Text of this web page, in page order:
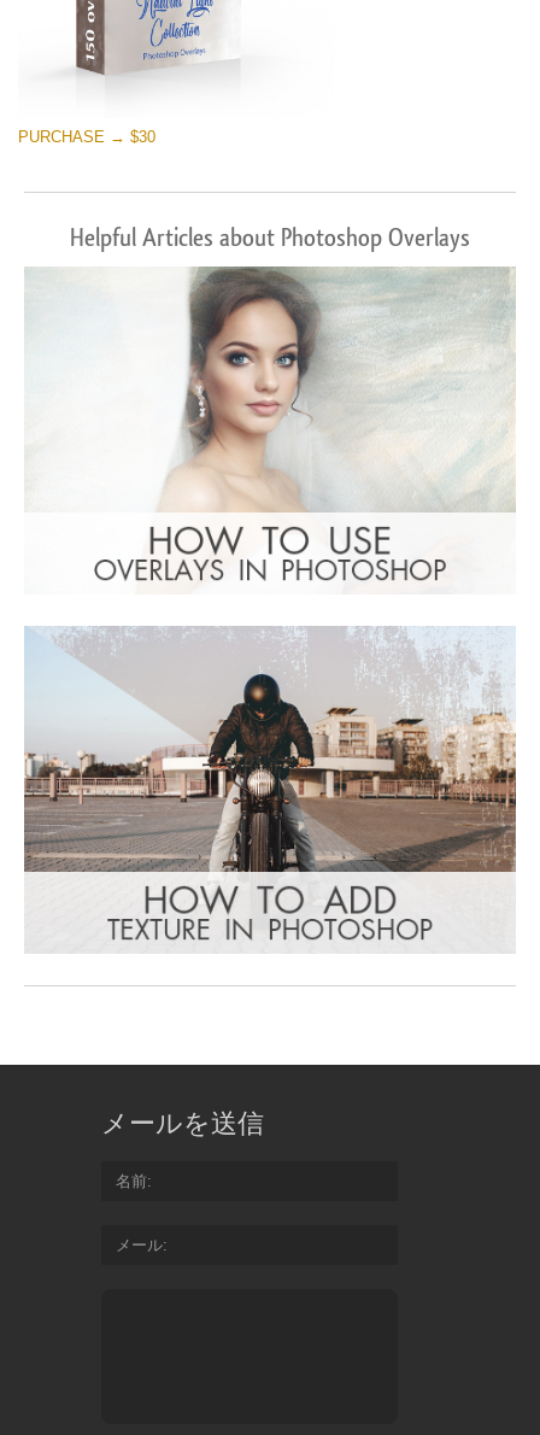
PURCHASE → $30
Helpful Articles about Photoshop Overlays
メールを送信
名前
メール